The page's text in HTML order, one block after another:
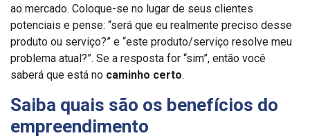
ao mercado. Coloque-se no lugar de seus clientes
potenciais e pense: “será que eu realmente preciso desse
produto ou serviço?” e “este produto/serviço resolve meu
problema atual?”. Se a resposta for “sim”, então você
saberá que está no caminho certo.
Saiba quais são os benefícios do
empreendimento